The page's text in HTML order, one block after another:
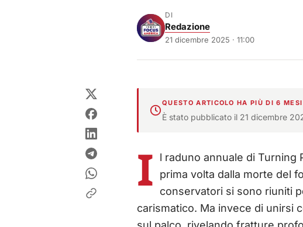
DI
Redazione
21 dicembre 2025 · 11:00
QUESTO ARTICOLO HA PIÙ DI 6 MESI
È stato pubblicato il 21 dicembre
I
l raduno annuale di Turning
prima volta dalla morte del
conservatori si sono riuniti
carismatico. Ma invece di unirsi